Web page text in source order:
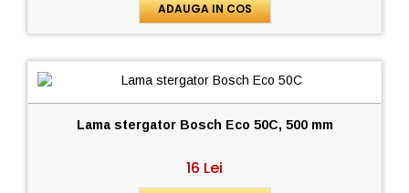
ADAUGA IN COS
Lama stergator Bosch Eco 50C, 500 mm
16 Lei